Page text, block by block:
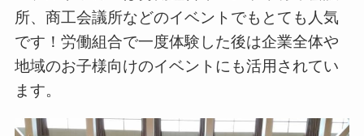
所、商工会議所などのイベントでもとても人気
です！労働組合で一度体験した後は企業全体や
地域のお子様向けのイベントにも活用されてい
ます。